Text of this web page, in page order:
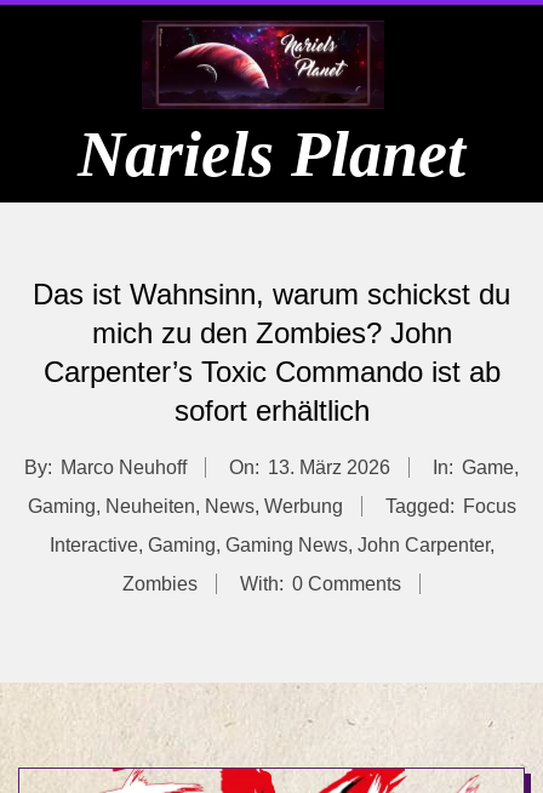
Nariels Planet
Menu
Das ist Wahnsinn, warum schickst du
mich zu den Zombies? John
Carpenter’s Toxic Commando ist ab
sofort erhältlich
By: Marco Neuhoff On: 13. März 2026 In: Game,
Gaming, Neuheiten, News, Werbung Tagged: Focus
Interactive, Gaming, Gaming News, John Carpenter,
Zombies
With: 0 Comments